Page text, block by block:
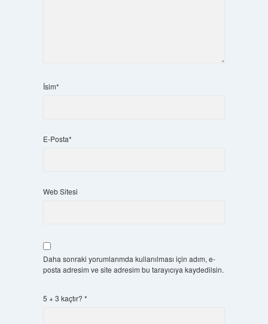
İsim*
E-Posta*
Web Sitesi
Daha sonraki yorumlarımda kullanılması için adım, e-
posta adresim ve site adresim bu tarayıcıya kaydedilsin.
5 + 3 kaçtır? *